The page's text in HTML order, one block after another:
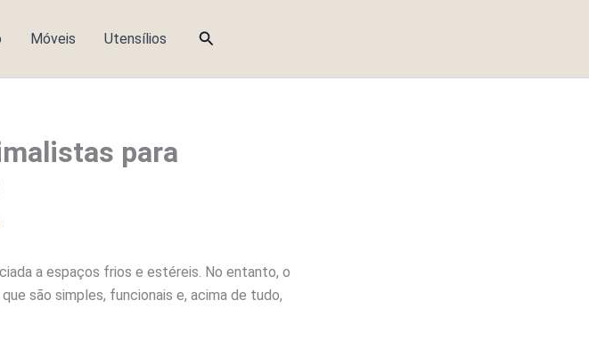
Móveis Utensílios Pesquisar
para
a espaços frios e estéreis. No entanto, o
são simples, funcionais e, acima de tudo,